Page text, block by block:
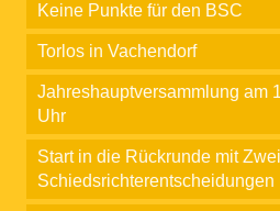
Keine Punkte für den BSC
Torlos in Vachendorf
Jahreshauptversammlung am
Uhr
Start in die Rückrunde mit
Schiedsrichterentscheidungen